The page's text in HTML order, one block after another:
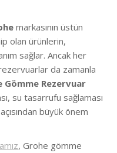
markasının üstün
olan ürünlerin,
sağlar. Ancak her
da zamanla
Gömme Rezervuar
su tasarrufu sağlaması
büyük önem
, Grohe gömme